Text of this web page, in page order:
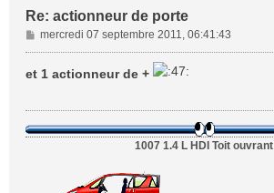
Re: actionneur de porte
M
e
e
mercredi 07 septembre 2011, 06:41:43
et 1 actionneur de +
1007 1.4 L HDI Toit ouvrant